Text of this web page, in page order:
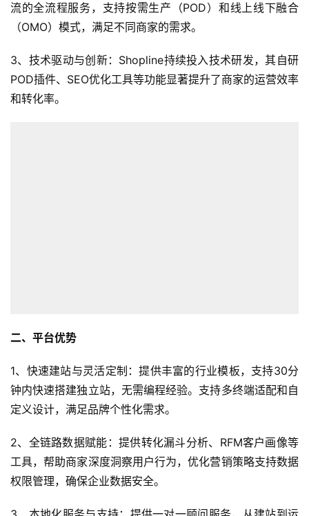
流的全流程服务，支持按需生产（POD）和线上线下融合
（OMO）模式，满足不同商家的需求。
3、技术驱动与创新：Shopline持续投入技术研发，其自研
POD插件、SEO优化工具等功能显著提升了商家的运营效率
和转化率。
二、平台优势
1、快速建站与灵活定制：提供丰富的行业模板，支持30分
钟内快速搭建独立站，无需编程经验。支持多终端适配和自
定义设计，满足品牌个性化需求。
2、全链路数据赋能：提供转化漏斗分析、RFM客户画像等
工具，帮助商家深度洞察用户行为，优化营销策略支持数据
权限管理，确保企业数据安全。